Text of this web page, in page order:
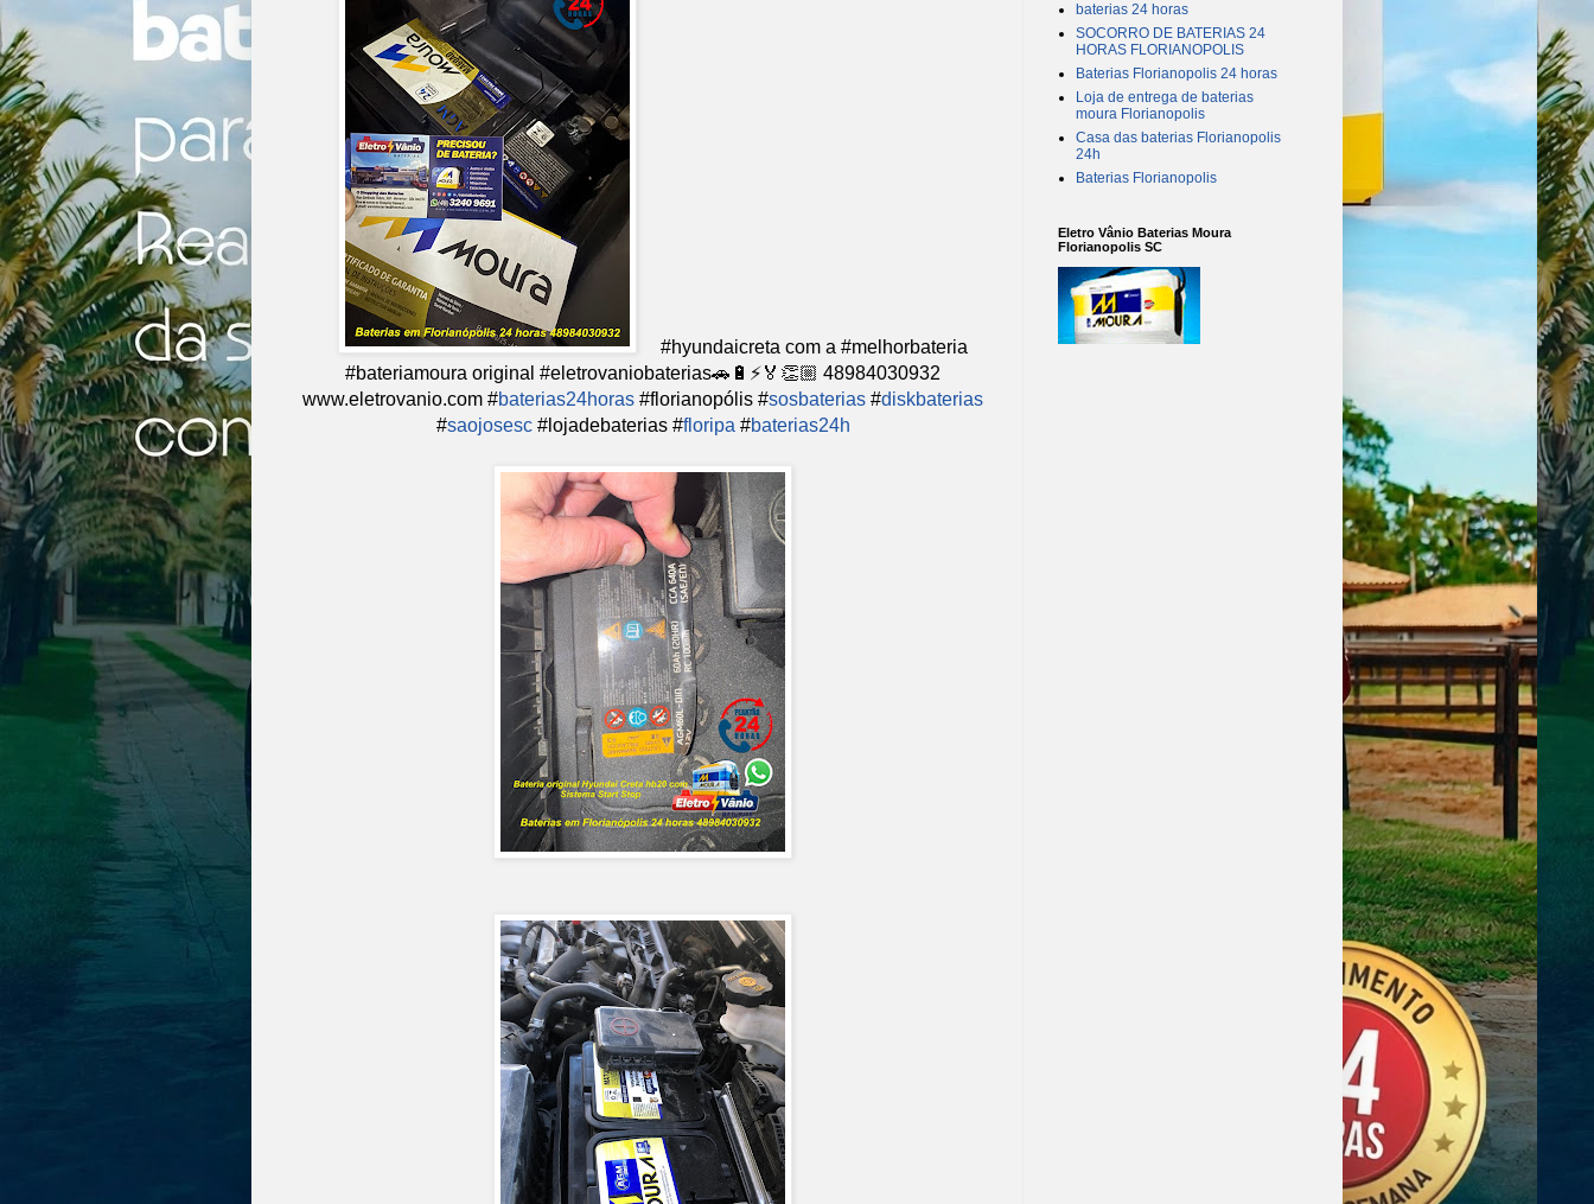
#hyundaicreta com a #melhorbateria
#bateriamoura original #eletrovaniobaterias🚗🔋⚡️🏅👏🏼 48984030932
www.eletrovanio.com #baterias24horas #florianopólis #sosbaterias #diskbaterias
#saojosesc#lojadebaterias #floripa #baterias24h
baterias 24 horas
SOCORRO DE BATERIAS 24
HORAS FLORIANOPOLIS
Baterias Florianopolis 24 horas
Loja de entrega de baterias
moura Florianopolis
Casa das baterias Florianopolis
24h
Baterias Florianopolis
Eletro Vânio Baterias Moura
Florianopolis SC